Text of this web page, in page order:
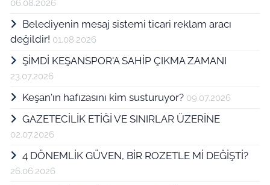
06.08.2026
Belediyenin mesaj sistemi ticari reklam aracı
değildir! 01.08.2026
ŞİMDİ KEŞANSPOR'A SAHİP ÇIKMA ZAMANI
23.07.2026
Keşan'ın hafızasını kim susturuyor? 09.07.2026
GAZETECİLİK ETİĞİ VE SINIRLAR ÜZERİNE
02.07.2026
4 DÖNEMLİK GÜVEN, BİR ROZETLE Mİ DEĞİŞTİ?
26.06.2026